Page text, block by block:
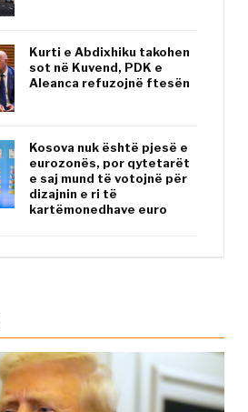
Kurti e Abdixhiku takohen
sot në Kuvend, PDK e
Aleanca refuzojnë ftesën
Kosova nuk është pjesë e
eurozonës, por qytetarët
e saj mund të votojnë për
dizajnin e ri të
kartëmonedhave euro